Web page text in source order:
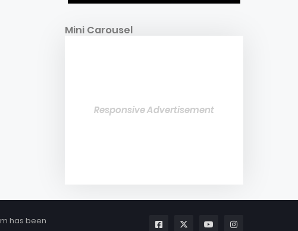
Mini Carousel
Responsive Advertisement
has been